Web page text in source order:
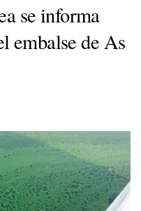
se informa
embalse de As